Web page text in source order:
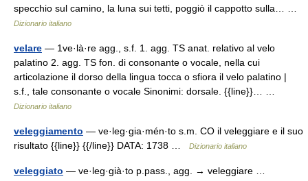
specchio sul camino, la luna sui tetti, poggiò il cappotto sulla… …
Dizionario italiano
velare — 1ve·là·re agg., s.f. 1. agg. TS anat. relativo al velo
palatino 2. agg. TS fon. di consonante o vocale, nella cui
articolazione il dorso della lingua tocca o sfiora il velo palatino |
s.f., tale consonante o vocale Sinonimi: dorsale. {{line}}… …
Dizionario italiano
veleggiamento — ve·leg·gia·mén·to s.m. CO il veleggiare e il suo
risultato {{line}} {{/line}} DATA: 1738 …
Dizionario italiano
veleggiato — ve·leg·già·to p.pass., agg. → veleggiare …